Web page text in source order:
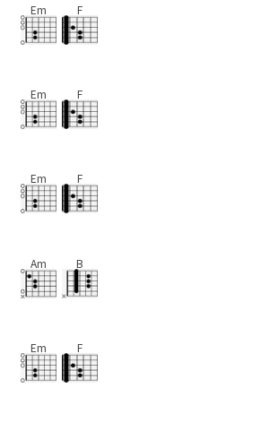
Em F
Em F
Em F
Am B
Em F